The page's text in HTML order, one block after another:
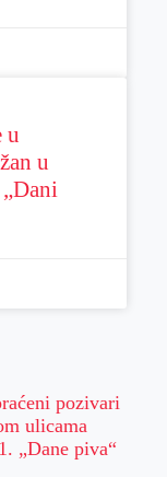
u
u
pozivari
ulicama
„Dane piva“